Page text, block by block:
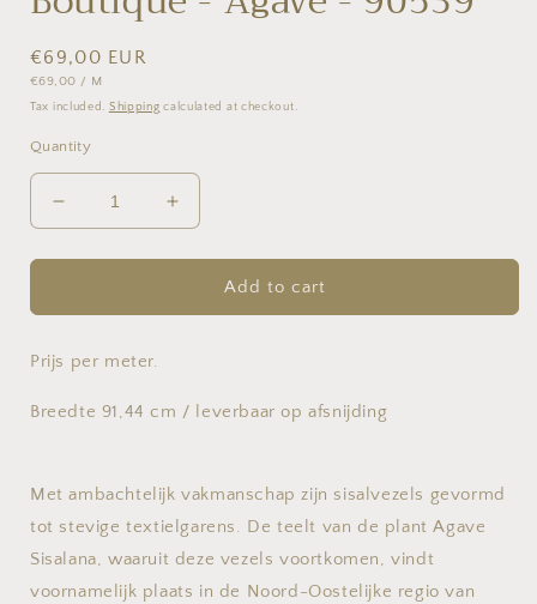
Regular
price
€69,00 EUR
UNIT
€69,00 / PER
M
Tax included. Shipping calculated at checkout.
Quantity
Decrease
quantity
for
-
-
Increase
quantity
for
Boutique
-
Add to cart
Prijs per meter.
Breedte 91,44 cm / leverbaar op afsnijding
Met ambachtelijk vakmanschap zijn sisalvezels gevormd
tot stevige textielgarens. De teelt van de plant Agave
Sisalana, waaruit deze vezels voortkomen, vindt
voornamelijk plaats in de Noord-Oostelijke regio van